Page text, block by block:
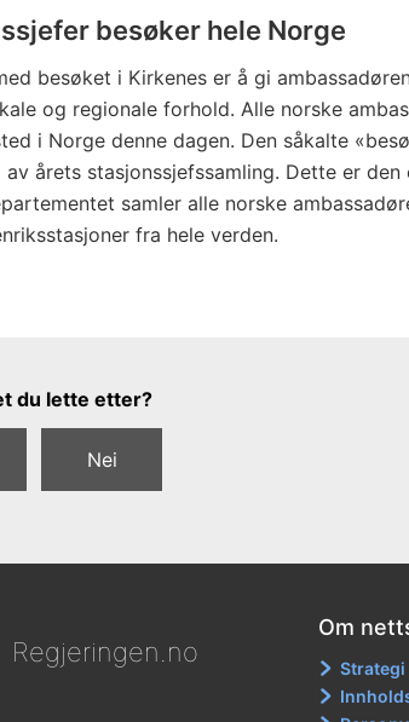
besøker hele Norge
besøket i Kirkenes er å gi
og regionale forhold. Alle norske
i Norge denne dagen. Den såkalte
årets stasjonssjefssamling. Dette er den
samler alle norske
fra hele verden.
du lette etter?
Nei
Regjeringen.no
Om